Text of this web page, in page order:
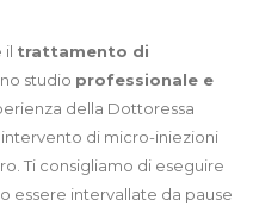
il trattamento di
studio professionale e
della Dottoressa
intervento di micro-iniezioni
Ti consigliamo di eseguire
essere intervallate da pause